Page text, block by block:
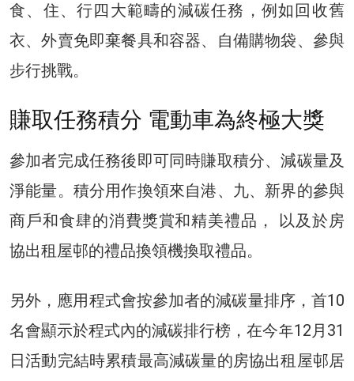
食、住、行四大範疇的減碳任務，例如回收舊
衣、外賣免即棄餐具和容器、自備購物袋、參與
步行挑戰。
賺取任務積分 電動車為終極大獎
參加者完成任務後即可同時賺取積分、減碳量及
淨能量。積分用作換領來自港、九、新界的參與
商戶和食肆的消費獎賞和精美禮品， 以及於房
協出租屋邨的禮品換領機換取禮品。
另外，應用程式會按參加者的減碳量排序，首10
名會顯示於程式內的減碳排行榜，在今年12月31
日活動完結時累積最高減碳量的房協出租屋邨居